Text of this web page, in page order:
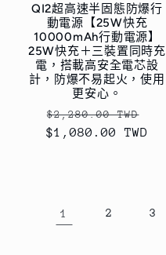
QI2超高速半固態防爆行
動電源【25W快充
10000mAh行動電源】
25W快充＋三裝置同時充
電，搭載高安全電芯設
計，防爆不易起火，使用
更安心。
定
價
$2,280.00 TWD
$1,080.00 TWD
1 2 3